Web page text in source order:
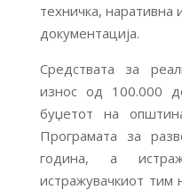
техничка,
документација.
Средствата за
износ од 100.000
буџетот на
Програмата за
година, а
истражувачкиот тим